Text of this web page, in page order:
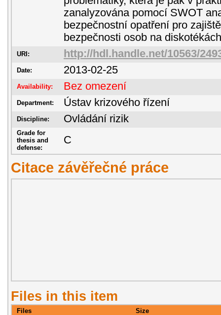
zanalyzována pomocí SWOT
bezpečnostní opatření pro
bezpečnosti osob na
URI: http://hdl.handle.net/10563/
Date: 2013-02-25
Availability: Bez omezení
Department: Ústav krizového řízení
Discipline: Ovládání rizik
Grade for
thesis and
defense:
C
Citace závěřečné práce
Files in this item
Files
Size